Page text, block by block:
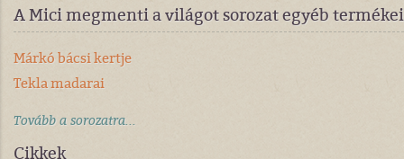
A Mici megmenti a világot sorozat egyéb termékei
Márkó bácsi kertje
Tekla madarai
Tovább a sorozatra...
Cikkek